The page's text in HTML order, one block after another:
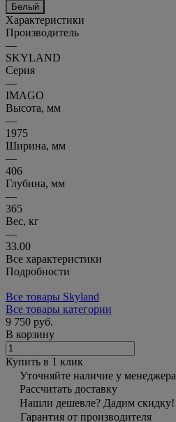
Белый
Характеристики
Производитель
—
SKYLAND
Серия
—
IMAGO
Высота, мм
—
1975
Ширина, мм
—
406
Глубина, мм
—
365
Вес, кг
—
33.00
Все характеристики
Подробности
Все товары Skyland
Все товары категории
9 750 руб.
В корзину
Купить в 1 клик
Уточняйте наличие у менеджера
Рассчитать доставку
Нашли дешевле? Дадим скидку!
Гарантия от производителя